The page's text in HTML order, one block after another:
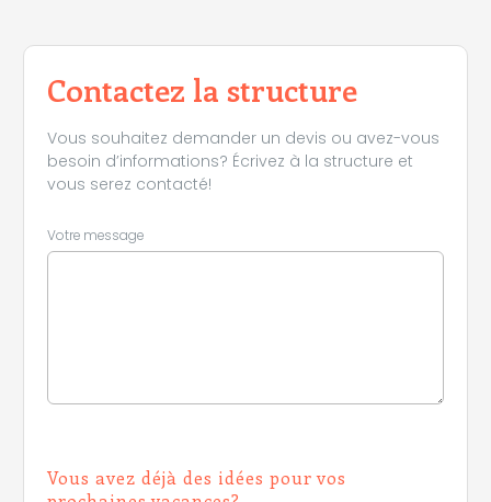
Contactez la structure
Vous souhaitez demander un devis ou avez-vous
besoin d’informations? Écrivez à la structure et
vous serez contacté!
Votre message
Vous avez déjà des idées pour vos